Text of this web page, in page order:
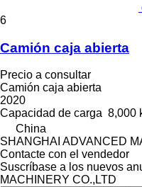
6
Camión caja abierta
Precio a consultar
Camión caja abierta
2020
Capacidad de carga 8,000
China
SHANGHAI ADVANCED
Contacte con el vendedor
Suscríbase a los nuevos
MACHINERY CO.,LTD